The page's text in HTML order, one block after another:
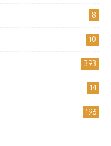
8
10
393
14
196